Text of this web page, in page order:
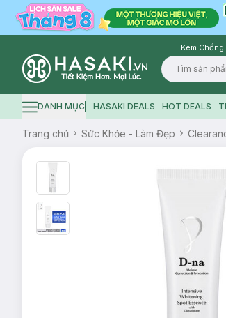
Kem Chống
Logo
Hamburger icon
DANH MỤC HASAKI DEALS HOT DEALS
Trang chủ Sức Khỏe - Làm Đẹp